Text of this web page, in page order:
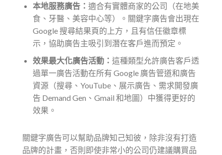
本地服務廣告： 適合有實體商家的公司（在地美
食、牙醫、美容中心等）。關鍵字廣告會出現在
Google 搜尋結果頁的上方，且有信任徽章標
示，協助廣告主吸引到潛在客戶進而預定。
效果最大化廣告活動： 這種類型允許廣告客戶透
過單一廣告活動在所有 Google 廣告管道和廣告
資源（搜尋、YouTube、展示廣告、需求開發廣
告 Demand Gen、Gmail 和地圖）中獲得更好的
效果。
關鍵字廣告可以幫助品牌知己知彼，除非沒有打造
品牌的計畫，否則即使非常小的公司仍建議購買品